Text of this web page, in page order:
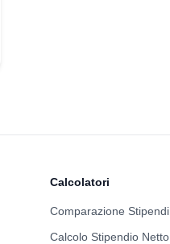
Calcolatori
Comparazione Stipendi
Calcolo Stipendio Netto